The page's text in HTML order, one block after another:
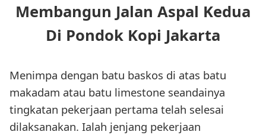
Membangun Jalan Aspal Kedua
Di Pondok Kopi Jakarta
Menimpa dengan batu baskos di atas batu
makadam atau batu limestone seandainya
tingkatan pekerjaan pertama telah selesai
dilaksanakan. Ialah jenjang pekerjaan